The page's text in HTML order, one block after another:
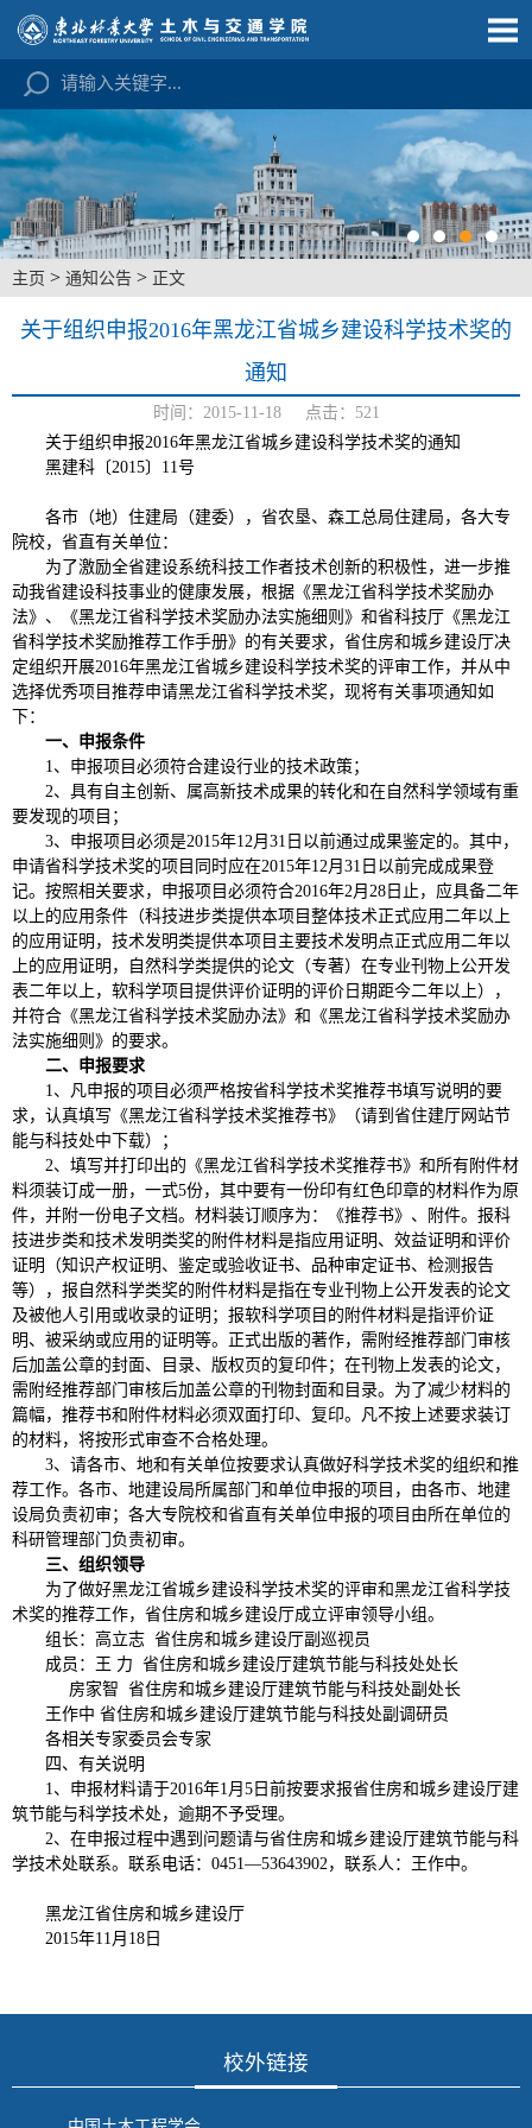
主页 > 通知公告 > 正文
关于组织申报2016年黑龙江省城乡建设科学技术奖的
通知
时间：2015-11-18 点击： 521
关于组织申报2016年黑龙江省城乡建设科学技术奖的通知
黑建科〔2015〕11号
各市（地）住建局（建委），省农垦、森工总局住建局，各大专
院校，省直有关单位：
为了激励全省建设系统科技工作者技术创新的积极性，进一步推
动我省建设科技事业的健康发展，根据《黑龙江省科学技术奖励办
法》、《黑龙江省科学技术奖励办法实施细则》和省科技厅《黑龙江
省科学技术奖励推荐工作手册》的有关要求，省住房和城乡建设厅决
定组织开展2016年黑龙江省城乡建设科学技术奖的评审工作，并从中
选择优秀项目推荐申请黑龙江省科学技术奖，现将有关事项通知如
下：
一、申报条件
1、申报项目必须符合建设行业的技术政策；
2、具有自主创新、属高新技术成果的转化和在自然科学领域有重
要发现的项目；
3、申报项目必须是2015年12月31日以前通过成果鉴定的。其中，
申请省科学技术奖的项目同时应在2015年12月31日以前完成成果登
记。按照相关要求，申报项目必须符合2016年2月28日止，应具备二年
以上的应用条件（科技进步类提供本项目整体技术正式应用二年以上
的应用证明，技术发明类提供本项目主要技术发明点正式应用二年以
上的应用证明，自然科学类提供的论文（专著）在专业刊物上公开发
表二年以上，软科学项目提供评价证明的评价日期距今二年以上），
并符合《黑龙江省科学技术奖励办法》和《黑龙江省科学技术奖励办
法实施细则》的要求。
二、申报要求
1、凡申报的项目必须严格按省科学技术奖推荐书填写说明的要
求，认真填写《黑龙江省科学技术奖推荐书》（请到省住建厅网站节
能与科技处中下载）；
2、填写并打印出的《黑龙江省科学技术奖推荐书》和所有附件材
料须装订成一册，一式5份，其中要有一份印有红色印章的材料作为原
件，并附一份电子文档。材料装订顺序为：《推荐书》、附件。报科
技进步类和技术发明类奖的附件材料是指应用证明、效益证明和评价
证明（知识产权证明、鉴定或验收证书、品种审定证书、检测报告
等），报自然科学类奖的附件材料是指在专业刊物上公开发表的论文
及被他人引用或收录的证明；报软科学项目的附件材料是指评价证
明、被采纳或应用的证明等。正式出版的著作，需附经推荐部门审核
后加盖公章的封面、目录、版权页的复印件；在刊物上发表的论文，
需附经推荐部门审核后加盖公章的刊物封面和目录。为了减少材料的
篇幅，推荐书和附件材料必须双面打印、复印。凡不按上述要求装订
的材料，将按形式审查不合格处理。
3、请各市、地和有关单位按要求认真做好科学技术奖的组织和推
荐工作。各市、地建设局所属部门和单位申报的项目，由各市、地建
设局负责初审；各大专院校和省直有关单位申报的项目由所在单位的
科研管理部门负责初审。
三、组织领导
为了做好黑龙江省城乡建设科学技术奖的评审和黑龙江省科学技
术奖的推荐工作，省住房和城乡建设厅成立评审领导小组。
组长：高立志 省住房和城乡建设厅副巡视员
成员：王 力 省住房和城乡建设厅建筑节能与科技处处长
房家智 省住房和城乡建设厅建筑节能与科技处副处长
王作中 省住房和城乡建设厅建筑节能与科技处副调研员
各相关专家委员会专家
四、有关说明
1、申报材料请于2016年1月5日前按要求报省住房和城乡建设厅建
筑节能与科学技术处，逾期不予受理。
2、在申报过程中遇到问题请与省住房和城乡建设厅建筑节能与科
学技术处联系。联系电话：0451—53643902，联系人：王作中。
黑龙江省住房和城乡建设厅
2015年11月18日
校外链接